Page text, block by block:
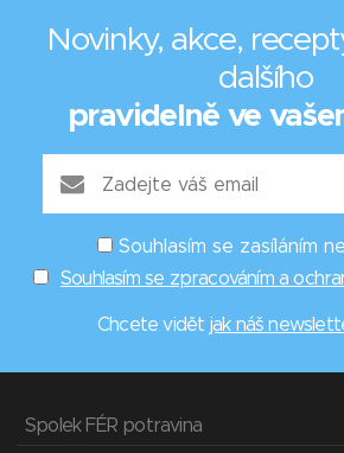
Novinky, akce,
dalšího
pravidelně ve
Souhlasím se zasíláním
Souhlasím se zpracováním a
Chcete vidět jak náš
Spolek FÉR potravina